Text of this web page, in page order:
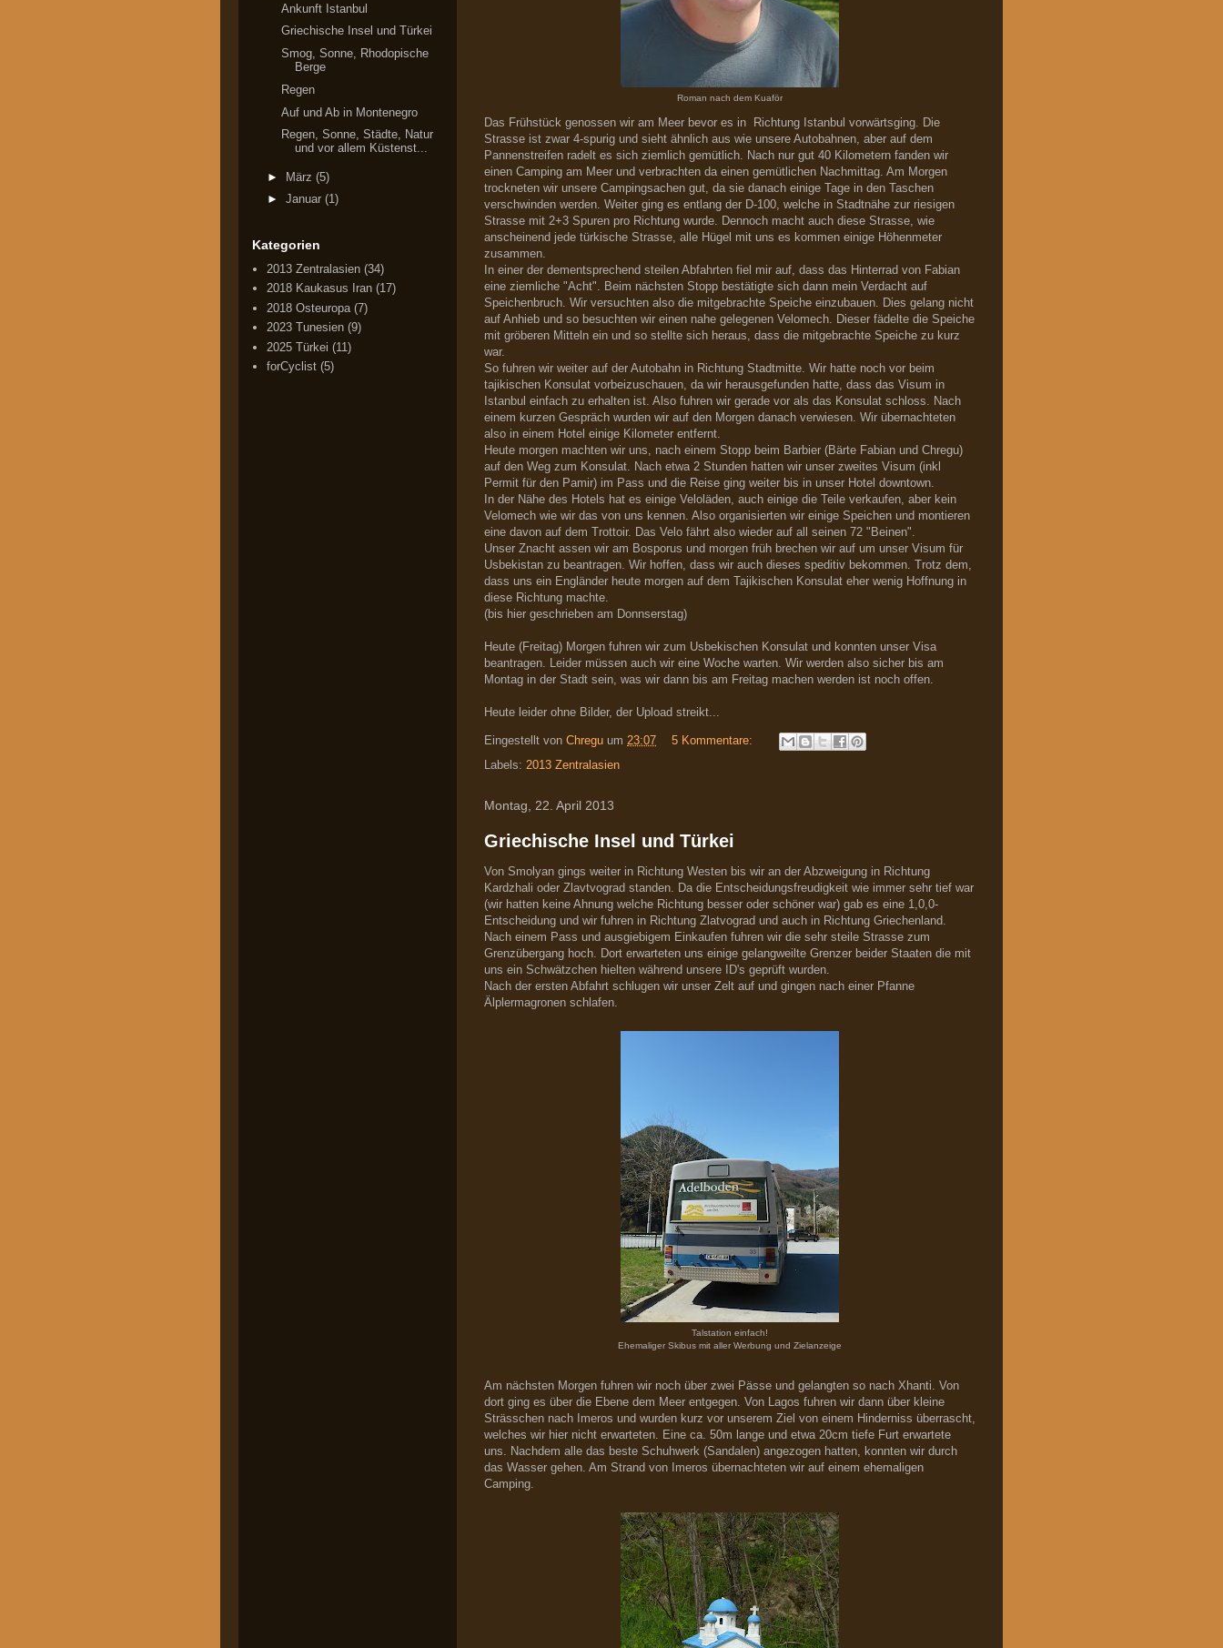
Roman nach dem Kuaför
Das Frühstück genossen wir am Meer bevor es in Richtung Istanbul vorwärtsging. Die
Strasse ist zwar 4-spurig und sieht ähnlich aus wie unsere Autobahnen, aber auf dem
Pannenstreifen radelt es sich ziemlich gemütlich. Nach nur gut 40 Kilometern fanden wir
einen Camping am Meer und verbrachten da einen gemütlichen Nachmittag. Am Morgen
trockneten wir unsere Campingsachen gut, da sie danach einige Tage in den Taschen
verschwinden werden. Weiter ging es entlang der D-100, welche in Stadtnähe zur riesigen
Strasse mit 2+3 Spuren pro Richtung wurde. Dennoch macht auch diese Strasse, wie
anscheinend jede türkische Strasse, alle Hügel mit uns es kommen einige Höhenmeter
zusammen.
In einer der dementsprechend steilen Abfahrten fiel mir auf, dass das Hinterrad von Fabian
eine ziemliche "Acht". Beim nächsten Stopp bestätigte sich dann mein Verdacht auf
Speichenbruch. Wir versuchten also die mitgebrachte Speiche einzubauen. Dies gelang nicht
auf Anhieb und so besuchten wir einen nahe gelegenen Velomech. Dieser fädelte die Speiche
mit gröberen Mitteln ein und so stellte sich heraus, dass die mitgebrachte Speiche zu kurz
war.
So fuhren wir weiter auf der Autobahn in Richtung Stadtmitte. Wir hatte noch vor beim
tajikischen Konsulat vorbeizuschauen, da wir herausgefunden hatte, dass das Visum in
Istanbul einfach zu erhalten ist. Also fuhren wir gerade vor als das Konsulat schloss. Nach
einem kurzen Gespräch wurden wir auf den Morgen danach verwiesen. Wir übernachteten
also in einem Hotel einige Kilometer entfernt.
Heute morgen machten wir uns, nach einem Stopp beim Barbier (Bärte Fabian und Chregu)
auf den Weg zum Konsulat. Nach etwa 2 Stunden hatten wir unser zweites Visum (inkl
Permit für den Pamir) im Pass und die Reise ging weiter bis in unser Hotel downtown.
In der Nähe des Hotels hat es einige Veloläden, auch einige die Teile verkaufen, aber kein
Velomech wie wir das von uns kennen. Also organisierten wir einige Speichen und montieren
eine davon auf dem Trottoir. Das Velo fährt also wieder auf all seinen 72 "Beinen".
Unser Znacht assen wir am Bosporus und morgen früh brechen wir auf um unser Visum für
Usbekistan zu beantragen. Wir hoffen, dass wir auch dieses speditiv bekommen. Trotz dem,
dass uns ein Engländer heute morgen auf dem Tajikischen Konsulat eher wenig Hoffnung in
diese Richtung machte.
(bis hier geschrieben am Donnserstag)
Heute (Freitag) Morgen fuhren wir zum Usbekischen Konsulat und konnten unser Visa
beantragen. Leider müssen auch wir eine Woche warten. Wir werden also sicher bis am
Montag in der Stadt sein, was wir dann bis am Freitag machen werden ist noch offen.
Heute leider ohne Bilder, der Upload streikt...
Eingestellt von Chregu um 23:07
5 Kommentare:
Labels: 2013 Zentralasien
Montag, 22. April 2013
Griechische Insel und Türkei
Von Smolyan gings weiter in Richtung Westen bis wir an der Abzweigung in Richtung
Kardzhali oder Zlavtvograd standen. Da die Entscheidungsfreudigkeit wie immer sehr tief war
(wir hatten keine Ahnung welche Richtung besser oder schöner war) gab es eine 1,0,0-
Entscheidung und wir fuhren in Richtung Zlatvograd und auch in Richtung Griechenland.
Nach einem Pass und ausgiebigem Einkaufen fuhren wir die sehr steile Strasse zum
Grenzübergang hoch. Dort erwarteten uns einige gelangweilte Grenzer beider Staaten die mit
uns ein Schwätzchen hielten während unsere ID's geprüft wurden.
Nach der ersten Abfahrt schlugen wir unser Zelt auf und gingen nach einer Pfanne
Älplermagronen schlafen.
Talstation einfach!
Ehemaliger Skibus mit aller Werbung und Zielanzeige
Am nächsten Morgen fuhren wir noch über zwei Pässe und gelangten so nach Xhanti. Von
dort ging es über die Ebene dem Meer entgegen. Von Lagos fuhren wir dann über kleine
Strässchen nach Imeros und wurden kurz vor unserem Ziel von einem Hinderniss überrascht,
welches wir hier nicht erwarteten. Eine ca. 50m lange und etwa 20cm tiefe Furt erwartete
uns. Nachdem alle das beste Schuhwerk (Sandalen) angezogen hatten, konnten wir durch
das Wasser gehen. Am Strand von Imeros übernachteten wir auf einem ehemaligen
Camping.
Ankunft Istanbul
Griechische Insel und Türkei
Smog, Sonne, Rhodopische
Berge
Regen
Auf und Ab in Montenegro
Regen, Sonne, Städte, Natur
und vor allem Küstenst...
► März (5)
► Januar (1)
Kategorien
2013 Zentralasien (34)
2018 Kaukasus Iran (17)
2018 Osteuropa (7)
2023 Tunesien (9)
2025 Türkei (11)
forCyclist (5)